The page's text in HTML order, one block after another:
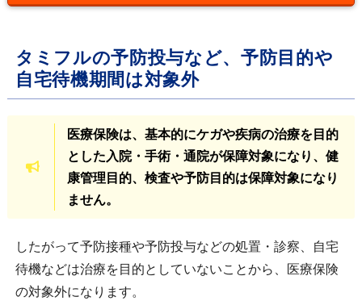
タミフルの予防投与など、予防目的や
自宅待機期間は対象外
医療保険は、基本的にケガや疾病の治療を目的
とした入院・手術・通院が保障対象になり、健
康管理目的、検査や予防目的は保障対象になり
ません。
したがって予防接種や予防投与などの処置・診察、自宅
待機などは治療を目的としていないことから、医療保険
の対象外になります。